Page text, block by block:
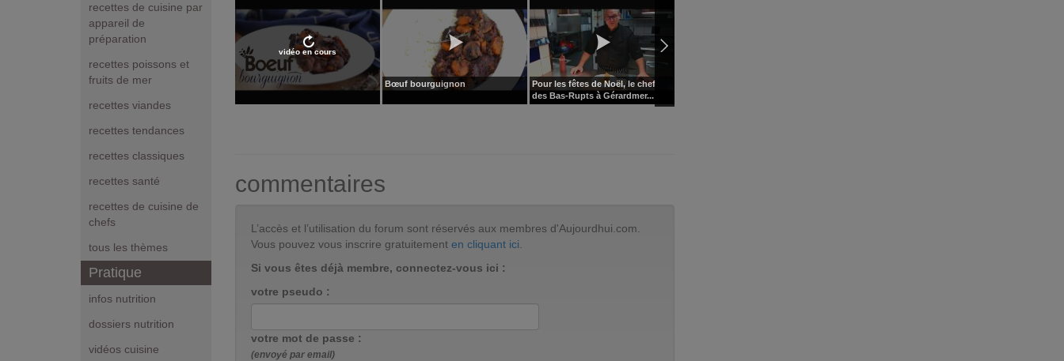
recettes de cuisine par
appareil de
préparation
recettes poissons et
fruits de mer
recettes viandes
recettes tendances
recettes classiques
recettes santé
recettes de cuisine de
chefs
tous les thèmes
Pratique
infos nutrition
dossiers nutrition
vidéos cuisine
vidéo en cours
Bœuf bourguignon
Pour les fêtes de Noël, le chef
des Bas-Rupts à Gérardmer...
commentaires
L’accès et l’utilisation du forum sont réservés aux membres d'Aujourdhui.com.
Vous pouvez vous inscrire gratuitement en cliquant ici
Si vous êtes déjà membre, connectez-vous ici :
votre pseudo :
votre mot de passe :
(envoyé par email)